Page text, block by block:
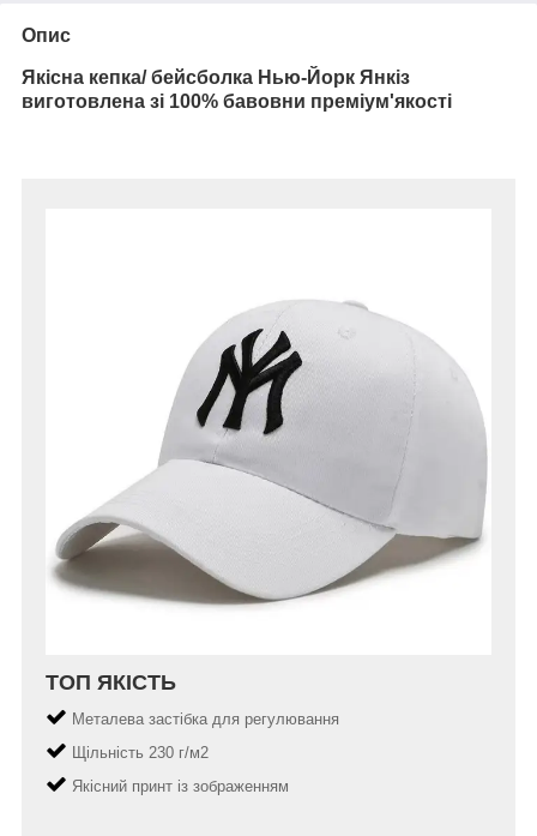
Опис
Якісна кепка/ бейсболка Нью-Йорк Янкіз
виготовлена зі 100% бавовни преміум'якості
ТОП ЯКІСТЬ
Металева застібка для регулювання
Щільність 230 г/м2
Якісний принт із зображенням